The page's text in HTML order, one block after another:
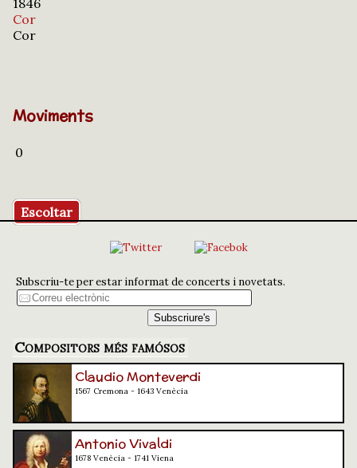
Cor
Cor
Moviments
0
Escoltar
Subscriu-te per estar informat de concerts i novetats.
Compositors més famósos
Claudio Monteverdi
1567 Cremona - 1643 Venècia
Antonio Vivaldi
1678 Venècia - 1741 Viena